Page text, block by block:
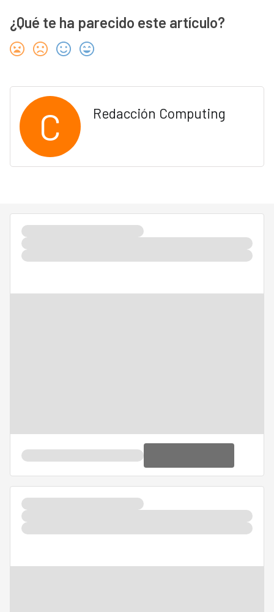
¿Qué te ha parecido este artículo?
C Redacción Computing